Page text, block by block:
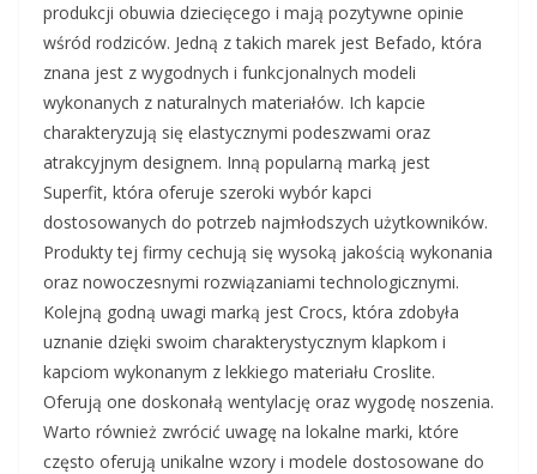
produkcji obuwia dziecięcego i mają pozytywne opinie
wśród rodziców. Jedną z takich marek jest Befado, która
znana jest z wygodnych i funkcjonalnych modeli
wykonanych z naturalnych materiałów. Ich kapcie
charakteryzują się elastycznymi podeszwami oraz
atrakcyjnym designem. Inną popularną marką jest
Superfit, która oferuje szeroki wybór kapci
dostosowanych do potrzeb najmłodszych użytkowników.
Produkty tej firmy cechują się wysoką jakością wykonania
oraz nowoczesnymi rozwiązaniami technologicznymi.
Kolejną godną uwagi marką jest Crocs, która zdobyła
uznanie dzięki swoim charakterystycznym klapkom i
kapciom wykonanym z lekkiego materiału Croslite.
Oferują one doskonałą wentylację oraz wygodę noszenia.
Warto również zwrócić uwagę na lokalne marki, które
często oferują unikalne wzory i modele dostosowane do